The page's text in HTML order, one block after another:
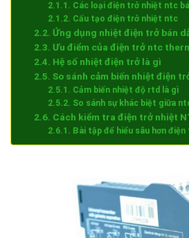
Các loại điện trở nhiệt ntc
Cấu tạo điện trở nhiệt ntc
Ứng dụng nhiệt điện trở bán
Ưu điểm của điện trở ntc
Hệ số nhiệt điện trở là gì
So sánh cảm biến nhiệt điện
Cảm biến nhiệt độ rtd là gì
So sánh sự khác biệt giữa
Cách kiểm tra điện trở nhiệt
Bài tập để hiểu sâu hơn